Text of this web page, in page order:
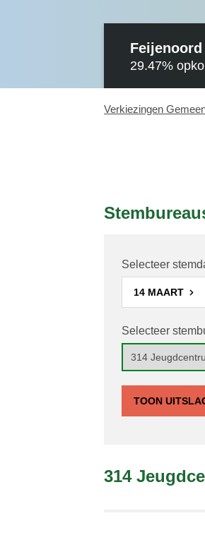
Feijenoord
29.47%
Verkiezingen
Selecteer
14 MAART
Selecteer
TOON
314